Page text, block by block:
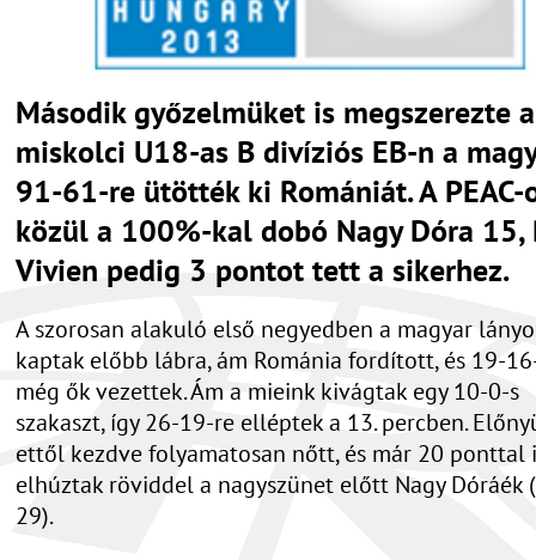
Második győzelmüket is megszerezte a
miskolci U18-as B divíziós EB-n a
91-61-re ütötték ki Romániát. A PEAC-
közül a 100%-kal dobó Nagy Dóra 15,
Vivien pedig 3 pontot tett a sikerhez.
A szorosan alakuló első negyedben a magyar
kaptak előbb lábra, ám Románia fordított, és 19-
még ők vezettek. Ám a mieink kivágtak egy 10-0-s
szakaszt, így 26-19-re elléptek a 13. percben.
ettől kezdve folyamatosan nőtt, és már 20 ponttal
elhúztak röviddel a nagyszünet előtt Nagy Dóráék
29).